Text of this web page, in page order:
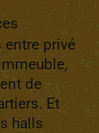
privé
de
Et
halls